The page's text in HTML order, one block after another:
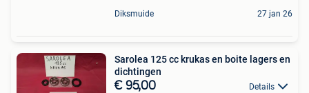
Diksmuide 27 jan 26
Sarolea 125 cc krukas en boite lagers en
dichtingen
€ 95,00 Details